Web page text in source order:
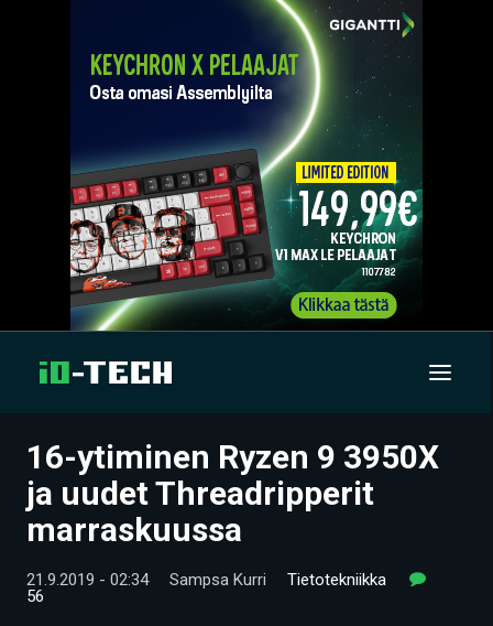
UUTISET
ARTIKKELIT
VIDEOT
16-ytiminen Ryzen 9 3950X
ja uudet Threadripperit
marraskuussa
21.9.2019 - 02:34 Sampsa Kurri
Tietotekniikka
56